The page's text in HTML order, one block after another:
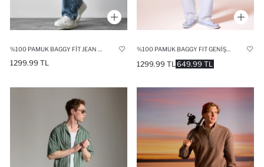
1299.99 TL 649.99 TL
1299.99 TL